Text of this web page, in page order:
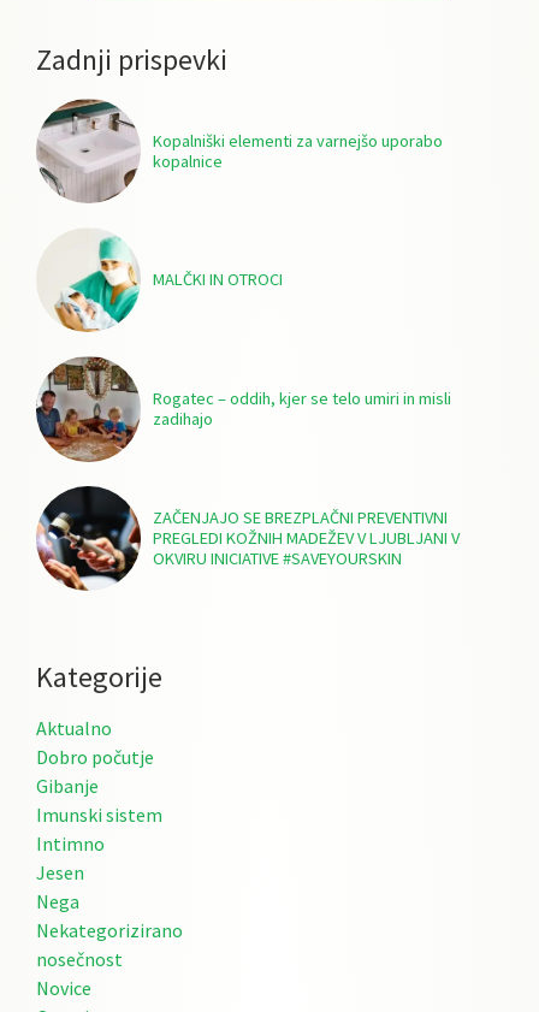
Zadnji prispevki
Kopalniški elementi za varnejšo uporabo
kopalnice
MALČKI IN OTROCI
Rogatec – oddih, kjer se telo umiri in misli
zadihajo
ZAČENJAJO SE BREZPLAČNI PREVENTIVNI
PREGLEDI KOŽNIH MADEŽEV V LJUBLJANI V
OKVIRU INICIATIVE #SAVEYOURSKIN
Kategorije
Aktualno
Dobro počutje
Gibanje
Imunski sistem
Intimno
Jesen
Nega
Nekategorizirano
nosečnost
Novice